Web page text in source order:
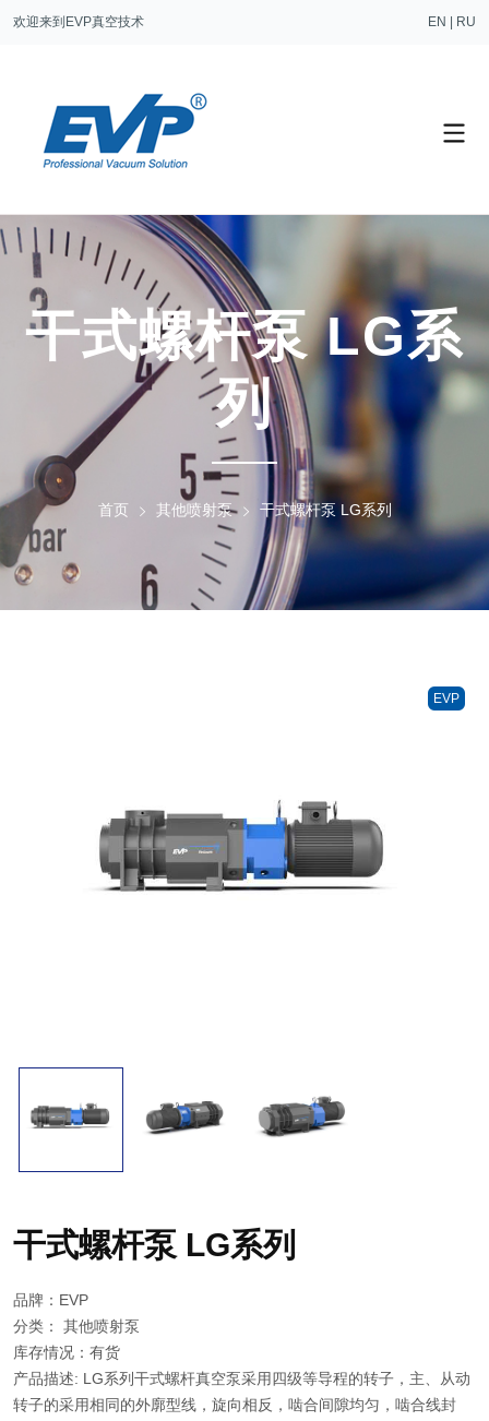
欢迎来到EVP真空技术 EN RU
干式螺杆泵 LG系
列
首页 其他喷射泵 干式螺杆泵 LG系列
EVP
干式螺杆泵 LG系列
品牌：EVP
分类： 其他喷射泵
库存情况：有货
产品描述: LG系列干式螺杆真空泵采用四级等导程的转子，主、从动
转子的采用相同的外廓型线，旋向相反，啮合间隙均匀，啮合线封